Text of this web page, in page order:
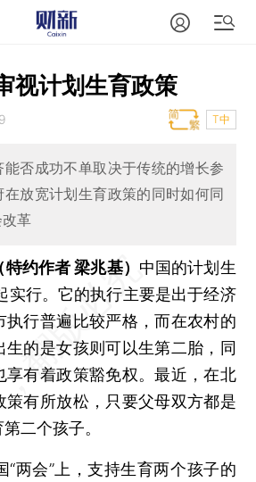
视计划生育政策
T中
否成功不单取决于传统的增长参
放宽计划生育政策的同时如何同
革
特约作者 梁兆基） 中国的计划生
实行。它的执行主要是出于经济
执行普遍比较严格，而在农村的
生的是女孩则可以生第二胎，同
享有着政策豁免权。最近，在北
策有所放松，只要父母双方都是
二个孩子。
会”上，支持生育两个孩子的